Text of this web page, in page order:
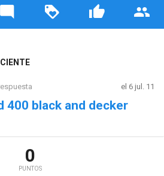
el 6 jul. 11
400 black and decker
0
PUNTOS